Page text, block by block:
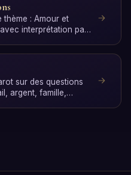
thème : Amour et
interprétation par
sur des questions
argent, famille,